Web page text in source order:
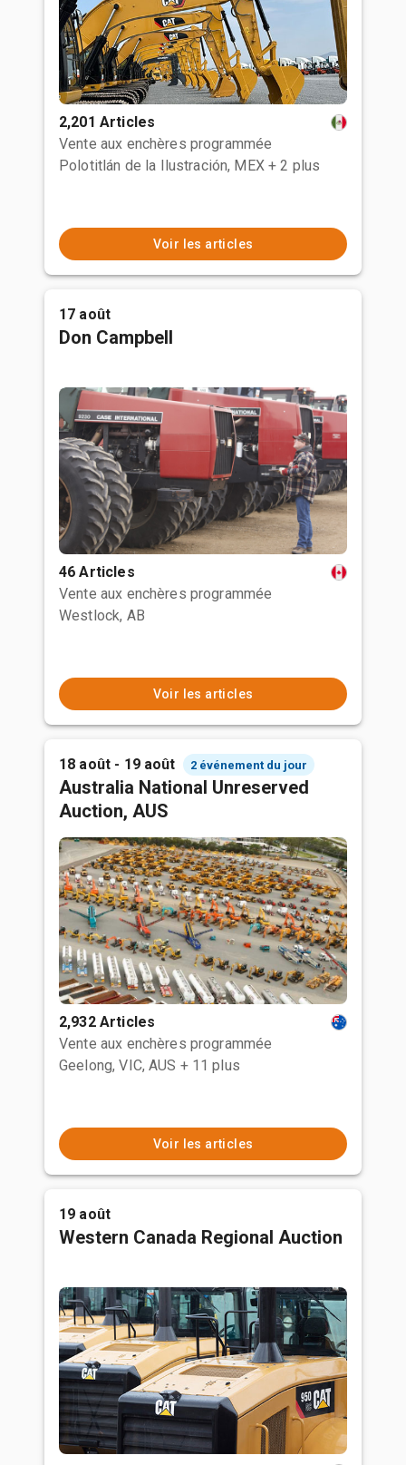
2,201 Articles
Vente aux enchères programmée
Polotitlán de la Ilustración, MEX + 2 plus
Voir les articles
17 août
Don Campbell
46 Articles
Vente aux enchères programmée
Westlock, AB
Voir les articles
18 août - 19 août 2 événement du jour
Australia National Unreserved
Auction, AUS
2,932 Articles
Vente aux enchères programmée
Geelong, VIC, AUS + 11 plus
Voir les articles
19 août
Western Canada Regional Auction